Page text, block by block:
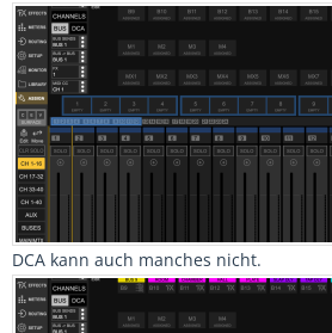
DCA kann auch manches nicht.